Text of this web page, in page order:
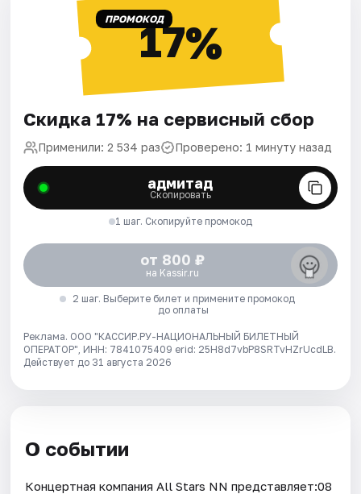
ПРОМОКОД17%
Скидка 17% на сервисный сбор
Применили: 2 534 раз Проверено: 1 минуту назад
адмитад
Скопировать
1 шаг. Скопируйте промокод
от 800 ₽
на Kassir.ru
2 шаг. Выберите билет и примените промокод
до оплаты
Реклама. ООО "КАССИР.РУ-НАЦИОНАЛЬНЫЙ БИЛЕТНЫЙ
ОПЕРАТОР", ИНН: 7841075409 erid: 25H8d7vbP8SRTvHZrUcdLB.
Действует до 31 августа 2026
О событии
Концертная компания All Stars NN представляет:08